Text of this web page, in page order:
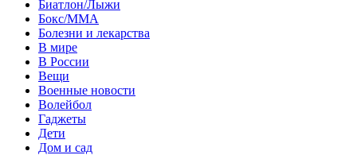
Биатлон/Лыжи
Бокс/MMA
Болезни и лекарства
В мире
В России
Вещи
Военные новости
Волейбол
Гаджеты
Дети
Дом и сад